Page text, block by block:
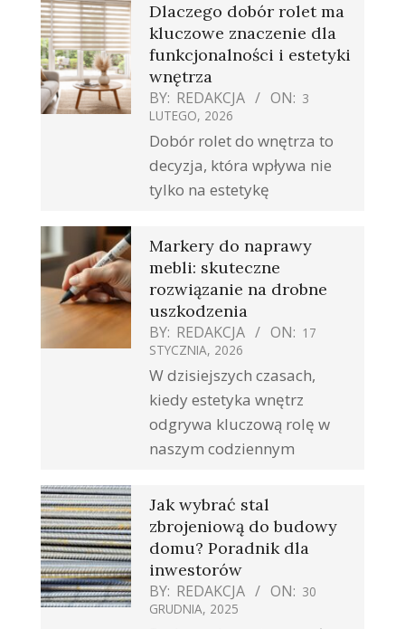
Dlaczego dobór rolet ma
kluczowe znaczenie dla
funkcjonalności i estetyki
wnętrza
BY: REDAKCJA ON: 3
LUTEGO, 2026
Dobór rolet do wnętrza to
decyzja, która wpływa nie
tylko na estetykę
Markery do naprawy
mebli: skuteczne
rozwiązanie na drobne
uszkodzenia
BY: REDAKCJA ON: 17
STYCZNIA, 2026
W dzisiejszych czasach,
kiedy estetyka wnętrz
odgrywa kluczową rolę w
naszym codziennym
Jak wybrać stal
zbrojeniową do budowy
domu? Poradnik dla
inwestorów
BY: REDAKCJA ON: 30
GRUDNIA, 2025